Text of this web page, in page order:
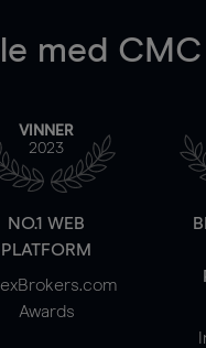
med
VINNER
2023
NO.1 WEB
PLATFORM
Awards